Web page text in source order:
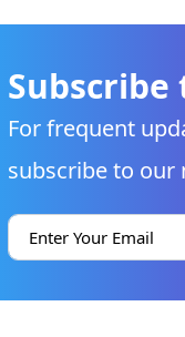
For frequent
subscribe to our